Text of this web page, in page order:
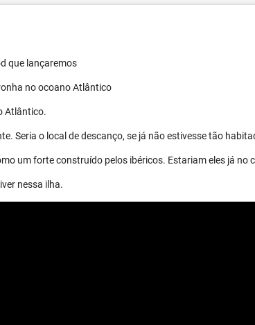
que lançaremos
no ocoano Atlântico
Atlântico.
Seria o local de descanço, se já não estivesse tão
um forte construído pelos ibéricos. Estariam eles já no
nessa ilha.